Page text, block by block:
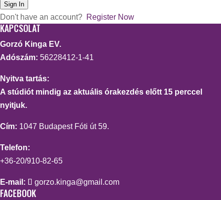
Sign In
Don't have an account? Register Now
KAPCSOLAT
Gorzó Kinga EV.
Adószám: 56228412-1-41
Nyitva tartás:
A stúdiót mindig az aktuális órakezdés előtt 15 perccel
nyitjuk.
Cím: 1047 Budapest Fóti út 59.
Telefon:
+36-20/910-82-65
E-mail: gorzo.kinga@gmail.com
FACEBOOK